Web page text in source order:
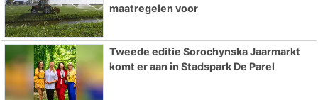
maatregelen voor
Tweede editie Sorochynska Jaarmarkt
komt er aan in Stadspark De Parel